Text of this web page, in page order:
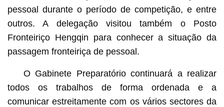
pessoal durante o período de competição, e entre
outros. A delegação visitou também o Posto
Fronteiriço Hengqin para conhecer a situação da
passagem fronteiriça de pessoal.
O Gabinete Preparatório continuará a realizar
todos os trabalhos de forma ordenada e a
comunicar estreitamente com os vários sectores da